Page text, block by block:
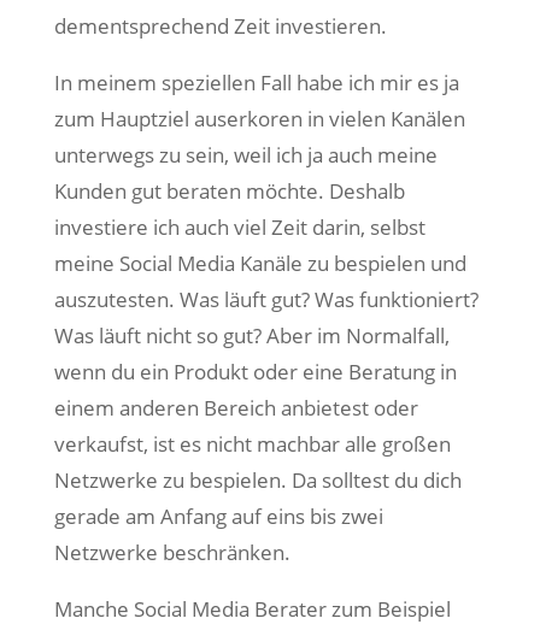
dementsprechend Zeit investieren.
In meinem speziellen Fall habe ich mir es ja
zum Hauptziel auserkoren in vielen Kanälen
unterwegs zu sein, weil ich ja auch meine
Kunden gut beraten möchte. Deshalb
investiere ich auch viel Zeit darin, selbst
meine Social Media Kanäle zu bespielen und
auszutesten. Was läuft gut? Was funktioniert?
Was läuft nicht so gut? Aber im Normalfall,
wenn du ein Produkt oder eine Beratung in
einem anderen Bereich anbietest oder
verkaufst, ist es nicht machbar alle großen
Netzwerke zu bespielen. Da solltest du dich
gerade am Anfang auf eins bis zwei
Netzwerke beschränken.
Manche Social Media Berater zum Beispiel